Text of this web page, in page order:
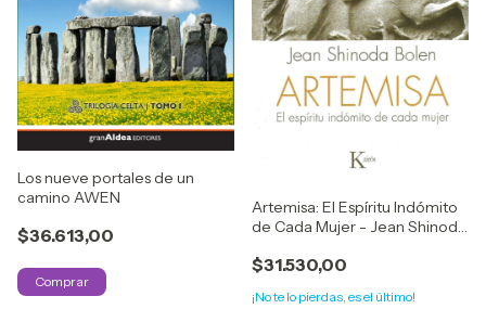
Los nueve portales de un
camino AWEN
$36.613,00
Artemisa: El Espíritu Indómito
de Cada Mujer - Jean Shinoda
$31.530,00
¡No te lo pierdas, es el último!